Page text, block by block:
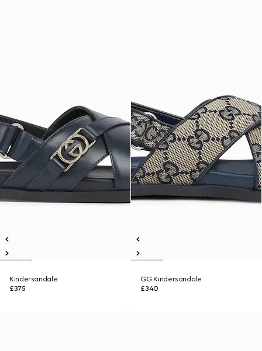
Kindersandale
£375
GG Kindersandale
£340